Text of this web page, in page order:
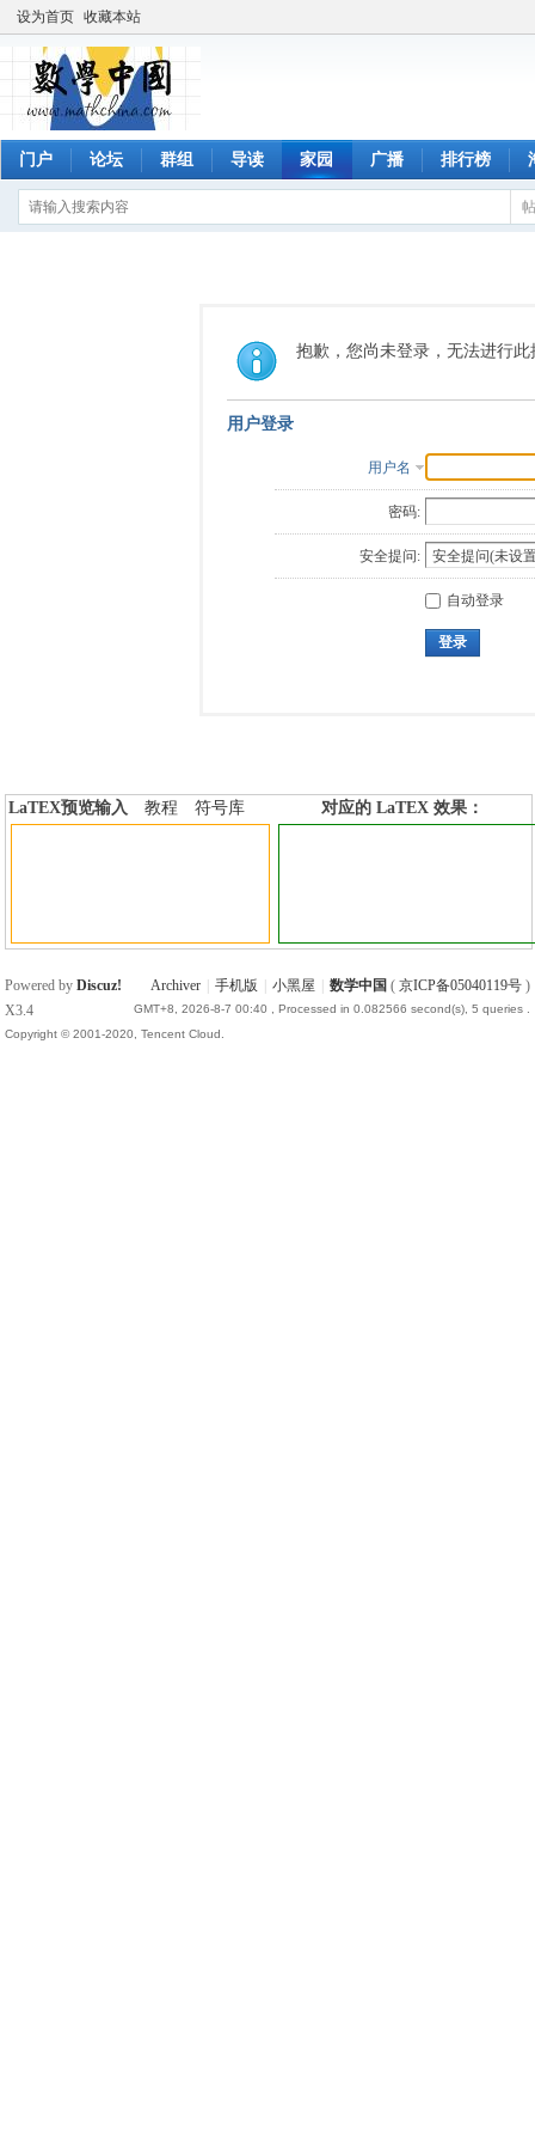
设为首页 收藏本站
门户 论坛 群组 导读 家园 广播 排行榜
抱歉，您尚未登录，无法进行此
用户登录
用户名
密码:
安全提问:
自动登录
登录
LaTEX预览输入 教程
符号库
对应的 LaTEX 效果：
Archiver 手机版 小黑屋 数学中国 ( 京ICP备05040119号)
GMT+8, 2026-8-7 00:40 , Processed in 0.082566 second(s), 5 queries .
Powered byDiscuz!
X3.4
Copyright © 2001-2020, Tencent Cloud.